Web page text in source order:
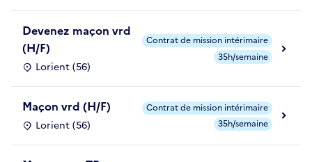
Devenez maçon vrd
(H/F)
Lorient (56)
Contrat de mission intérimaire
35h/semaine
Maçon vrd (H/F)
Lorient (56)
Contrat de mission intérimaire
35h/semaine